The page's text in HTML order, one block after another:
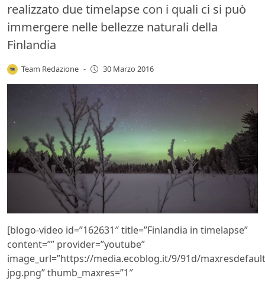
realizzato due timelapse con i quali ci si può
immergere nelle bellezze naturali della
Finlandia
Team Redazione - 30 Marzo 2016
[blogo-video id=”162631″ title=”Finlandia in timelapse”
content=”” provider=”youtube”
image_url=”https://media.ecoblog.it/9/91d/
jpg.png” thumb_maxres=”1″